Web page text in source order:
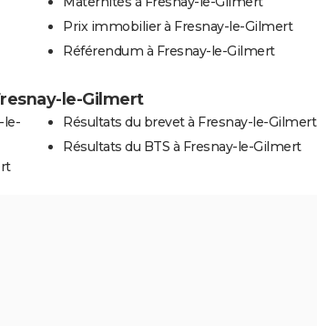
Prix immobilier à Fresnay-le-Gilmert
Référendum à Fresnay-le-Gilmert
le-Gilmert
le-
Résultats du brevet à Fresnay-le-Gilmert
Résultats du BTS à Fresnay-le-Gilmert